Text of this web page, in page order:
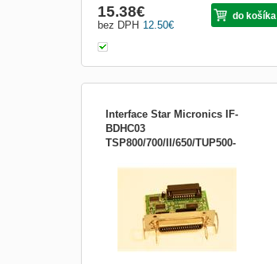
12.50€
bez DPH
15.38€ do košíka
Interface Star Micronics IF-
BDHC03
TSP800/700/II/650/TUP500-